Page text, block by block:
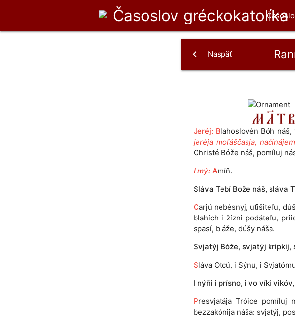
Časoslov gréckokatolíka
chevron_left Naspäť
Jeréj: Blahoslovén Bóh
jeréja moľáščasja,
Christé Bóže náš, pomíluj
I mý: Amíň.
Sláva Tebí Bože náš, sláva
Carjú nebésnyj, uťišiteľu,
blahích i žízni podáteľu,
spasí, bláže, dúšy náša.
Svjatýj Bóže, svjatýj krípkij,
Sláva Otcú, i Sýnu, i
I nýňi i prísno, i vo víki
Presvjatája Tróice pomíluj
bezzakónija náša: svjatýj,